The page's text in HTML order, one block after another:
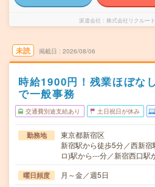
派遣会社 株式会社リクルー
未読 掲載日 2026/08/06
時給1900円！残業ほぼな
で一般事務
交通費別途支給あり 土日祝日が休み
勤務地
東京都新宿区
新宿駅から徒歩5分／西新
ロ)駅から---分／新宿西口
曜日頻度 月～金／週5日